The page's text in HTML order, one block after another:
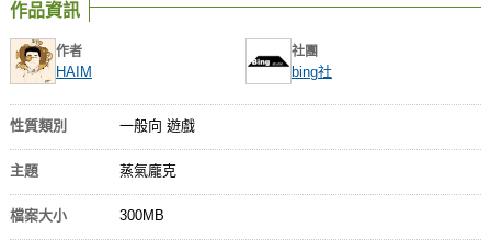
作品資訊
作者
HAIM
社團
bing社
性質類別 一般向 遊戲
主題 蒸氣龐克
檔案大小 300MB